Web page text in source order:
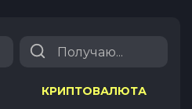
КРИПТОВАЛЮТА